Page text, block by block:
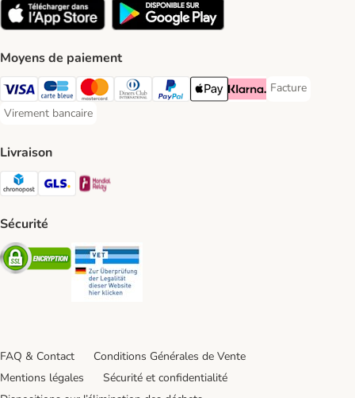
Moyens de paiement
Visa Payment Method
carte bleue Payment Method
Master Card Payment Method
Diners Club Payment Method
Paypal Payment Method
Apple Pay Payment Method
Klarna Payment Method
Facture
Facture
Virement bancaire
Virement bancaire Payment Method
Livraison
Chronopost Shipping Method
GLS Shipping Method
Sécurité
Security
FAQ & Contact
Conditions Générales de Vente
Mentions légales
Sécurité et confidentialité